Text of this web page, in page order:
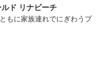
ルド リナビーチ
もに家族連れでにぎわうプ